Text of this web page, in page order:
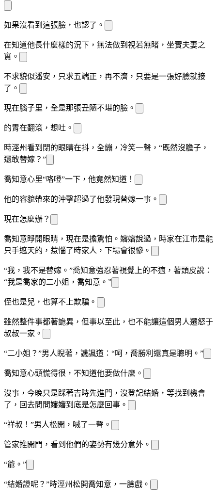
如果沒看到這張臉， 也認了。
在知道他長什麼樣的況下， 無法做到視若無睹，坐實夫妻之
實。
不求貌似潘安，只求五端正，再不濟，只要是一張好臉就接
了。
現在腦子里，全是那張丑陋不堪的臉。
的胃在翻滾，想吐。
時涇州看到 閉的眼睛在抖 ，全繃 ，冷笑一聲，“既然沒膽子，
還敢替嫁？”
喬知意心里“咯噔”一下，他竟然知道！
他的容貌帶來的沖擊超過了他發現替嫁一事。
現在怎麼辦？
喬知意睜開眼睛，現在是擔驚怕。嬸嬸說過，時家在江市是能
只手遮天的，惹惱了時家人，下場會很慘。
“我，我不是替嫁。”喬知意強忍著視覺上的不適， 著頭皮說：
“我是喬家的二小姐，喬知意。”
侄也是兒，也算不上欺騙。
雖然整件事都著詭異，但事以至此， 也不能讓這個男人遷怒于
叔叔一家。
“二小姐？”男人睨著 ，譏諷道：“呵，喬勝利還真是聰明。”
喬知意心頭慌得很，不知道他要做什麼。
沒事， 今晚只是踩著吉時先進門，沒登記結婚，等找到機會
了，回去問問嬸嬸到底是怎麼回事。
“祥叔！”男人松開 ，喊了一聲。
管家推開門，看到他們的姿勢有幾分意外。
“爺。”
“結婚證呢？”時涇州松開喬知意，一臉戲 。